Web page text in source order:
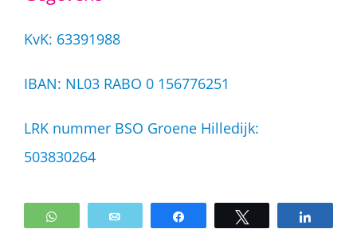
KvK: 63391988
IBAN: NL03 RABO 0 156776251
LRK nummer BSO Groene Hilledijk:
503830264
WhatsApp